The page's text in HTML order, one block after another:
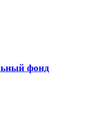
фонд